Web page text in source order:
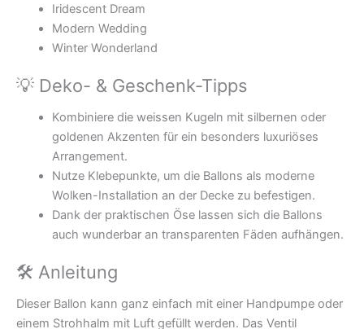
Iridescent Dream
Modern Wedding
Winter Wonderland
💡 Deko- & Geschenk-Tipps
Kombiniere die weissen Kugeln mit silbernen oder
goldenen Akzenten für ein besonders luxuriöses
Arrangement.
Nutze Klebepunkte, um die Ballons als moderne
Wolken-Installation an der Decke zu befestigen.
Dank der praktischen Öse lassen sich die Ballons
auch wunderbar an transparenten Fäden aufhängen.
🛠 Anleitung
Dieser Ballon kann ganz einfach mit einer Handpumpe oder
einem Strohhalm mit Luft gefüllt werden. Das Ventil